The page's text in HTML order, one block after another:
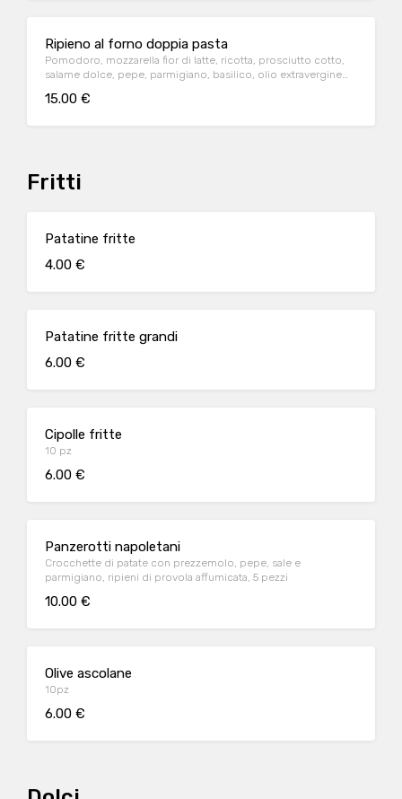
Ripieno al forno doppia pasta
Pomodoro, mozzarella fior di latte, ricotta, prosciutto cotto,
salame dolce, pepe, parmigiano, basilico, olio extravergine
15.00 €
Fritti
Patatine fritte
4.00 €
Patatine fritte grandi
6.00 €
Cipolle fritte
10 pz
6.00 €
Panzerotti napoletani
Crocchette di patate con prezzemolo, pepe, sale e
parmigiano, ripieni di provola affumicata, 5 pezzi
10.00 €
Olive ascolane
10pz
6.00 €